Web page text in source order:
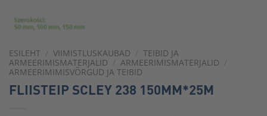
ESILEHT VIIMISTLUSKAUBAD
TEIBID JA
ARMEERIMISMATERJALID
ARMEERIMISMATERJALID
ARMEERIMIMISVÕRGUD JA TEIBID
FLIISTEIP SCLEY 238 150MM*25M